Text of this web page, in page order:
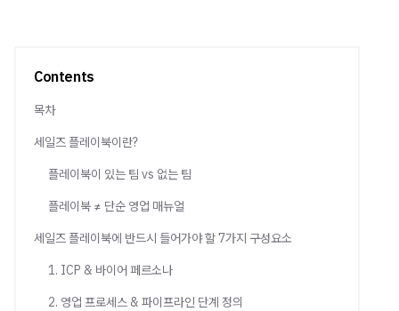
Contents
목차
세일즈 플레이북이란?
플레이북이 있는 팀 vs 없는 팀
플레이북 ≠ 단순 영업 매뉴얼
세일즈 플레이북에 반드시 들어가야 할 7가지 구성요소
1. ICP & 바이어 페르소나
2. 영업 프로세스 & 파이프라인 단계 정의